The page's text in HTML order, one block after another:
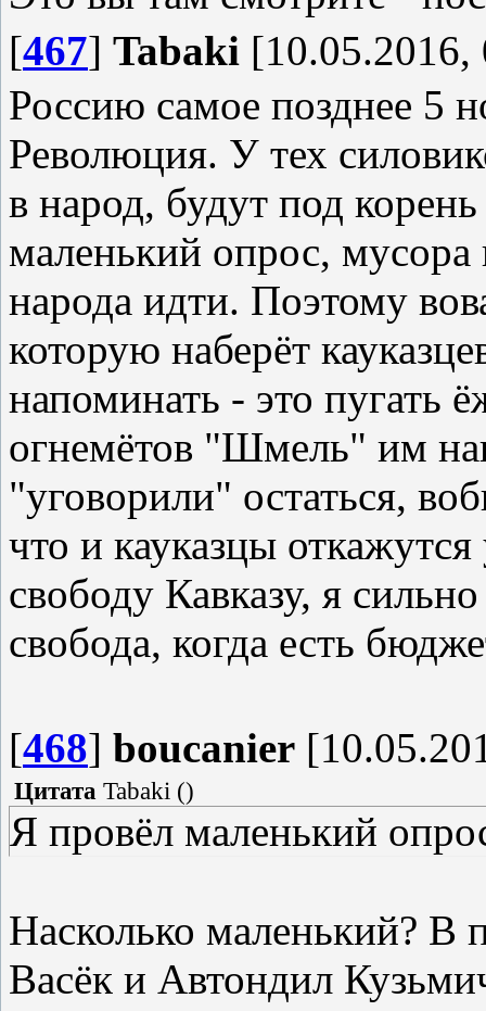
[467] Tabaki [10.05.2016,
Россию самое позднее 5
Революция. У тех
в народ, будут под
маленький опрос,
народа идти. Поэтому
которую наберёт
напоминать - это пугать
огнемётов "Шмель" им
"уговорили" остаться,
что и кауказцы откажутся
свободу Кавказу, я
свобода, когда есть
[468] boucanier
Цитата Tabaki ()
Я провёл маленький
Насколько маленький? В
Васёк и Автондил